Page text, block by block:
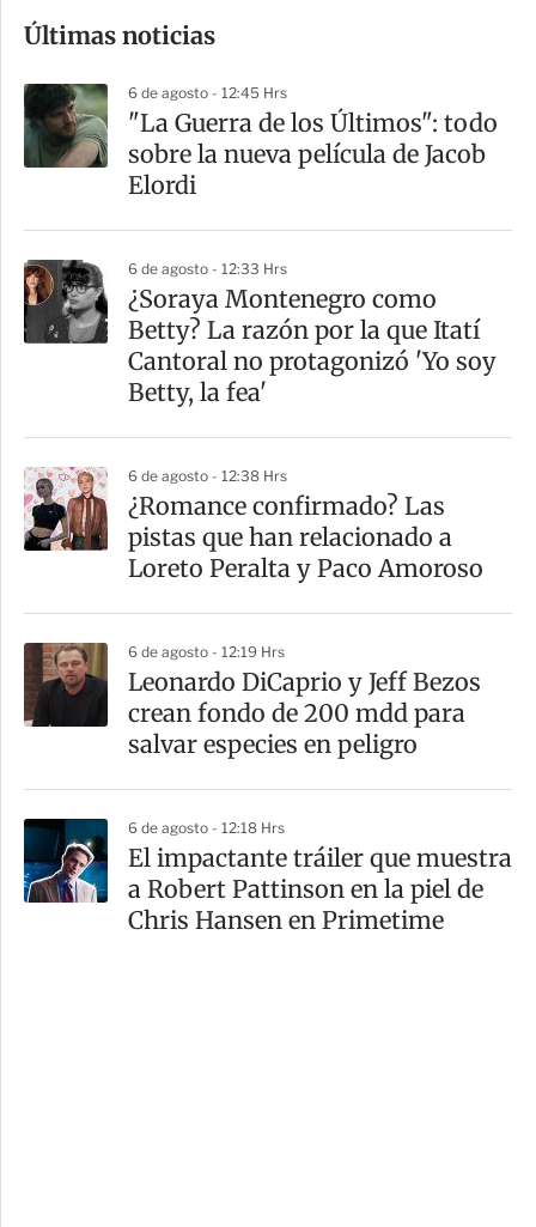
m
a
r
t
Últimas noticias
6 de agosto - 12:45 Hrs
"La Guerra de los Últimos": todo
sobre la nueva película de Jacob
Elordi
6 de agosto - 12:33 Hrs
¿Soraya Montenegro como
Betty? La razón por la que Itatí
Cantoral no protagonizó 'Yo soy
Betty, la fea'
6 de agosto - 12:38 Hrs
¿Romance confirmado? Las
pistas que han relacionado a
Loreto Peralta y Paco Amoroso
6 de agosto - 12:19 Hrs
Leonardo DiCaprio y Jeff Bezos
crean fondo de 200 mdd para
salvar especies en peligro
6 de agosto - 12:18 Hrs
El impactante tráiler que muestra
a Robert Pattinson en la piel de
Chris Hansen en Primetime